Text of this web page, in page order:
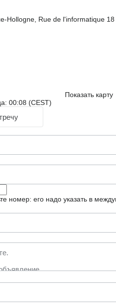
Hollogne, Rue de l'informatique 18
Показать карту
00:08 (CEST)
номер: его надо указать в